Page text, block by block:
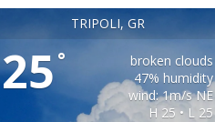
TRIPOLI, GR
25°
broken clouds
47% humidity
wind: 1m/s NE
H 25 • L 25